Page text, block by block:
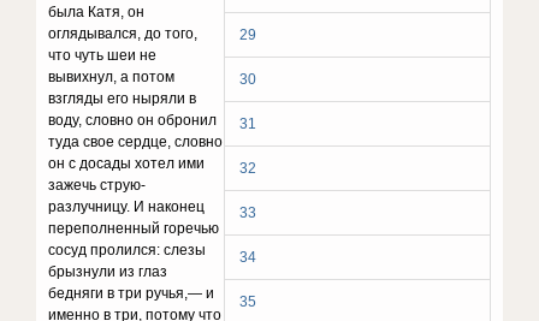
29
30
31
32
33
34
35
была Катя, он
оглядывал­ся, до того,
что чуть шеи не
вывихнул, а потом
взгляды его ныряли в
воду, словно он обронил
туда свое сердце, словно
он с досады хотел ими
зажечь струю-
разлучницу. И наконец
переполненный горечью
сосуд пролился: слезы
брызнули из глаз
бедняги в три ручья,— и
имен­но в три, потому что